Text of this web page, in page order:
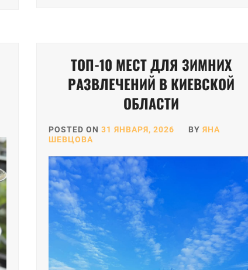
ТОП-10 МЕСТ ДЛЯ ЗИМНИХ
РАЗВЛЕЧЕНИЙ В КИЕВСКОЙ
ОБЛАСТИ
POSTED ON 31 ЯНВАРЯ, 2026 BY ЯНА
ШЕВЦОВА